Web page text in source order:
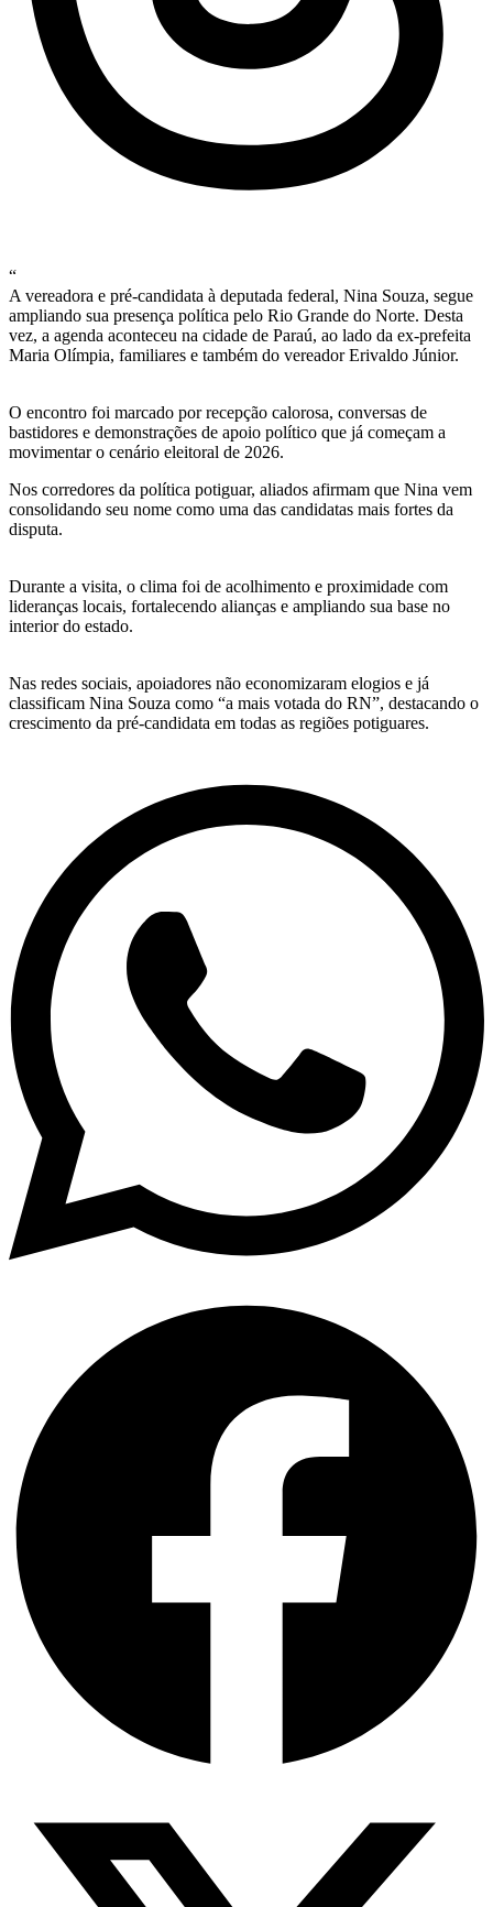
“
A vereadora e pré-candidata à deputada federal, Nina Souza, segue
ampliando sua presença política pelo Rio Grande do Norte. Desta
vez, a agenda aconteceu na cidade de Paraú, ao lado da ex-prefeita
Maria Olímpia, familiares e também do vereador Erivaldo Júnior.
O encontro foi marcado por recepção calorosa, conversas de
bastidores e demonstrações de apoio político que já começam a
movimentar o cenário eleitoral de 2026.
Nos corredores da política potiguar, aliados afirmam que Nina vem
consolidando seu nome como uma das candidatas mais fortes da
disputa.
Durante a visita, o clima foi de acolhimento e proximidade com
lideranças locais, fortalecendo alianças e ampliando sua base no
interior do estado.
Nas redes sociais, apoiadores não economizaram elogios e já
classificam Nina Souza como “a mais votada do RN”, destacando o
crescimento da pré-candidata em todas as regiões potiguares.